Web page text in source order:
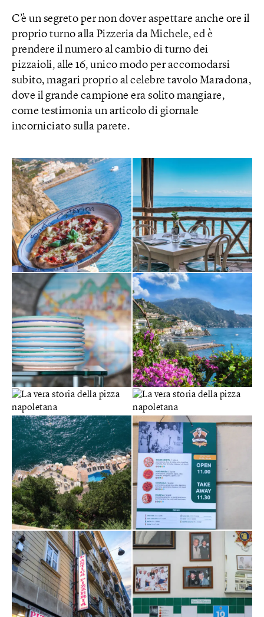
C’è un segreto per non dover aspettare anche ore il
proprio turno alla Pizzeria da Michele, ed è
prendere il numero al cambio di turno dei
pizzaioli, alle 16, unico modo per accomodarsi
subito, magari proprio al celebre tavolo Maradona,
dove il grande campione era solito mangiare,
come testimonia un articolo di giornale
incorniciato sulla parete.